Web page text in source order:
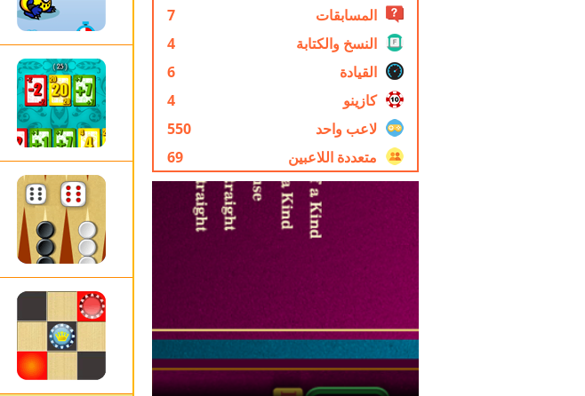
المسابقات
7
النسخ والكتابة
4
القيادة
6
كازينو
4
لاعب واحد
550
متعددة اللاعبين
69